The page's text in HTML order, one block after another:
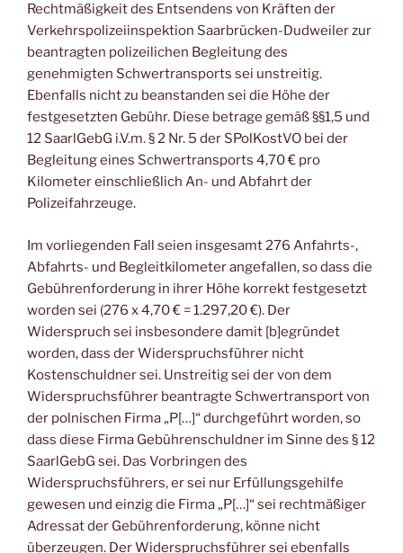
Rechtmäßigkeit des Entsendens von Kräften der
Verkehrspolizeiinspektion Saarbrücken-Dudweiler zur
beantragten polizeilichen Begleitung des
genehmigten Schwertransports sei unstreitig.
Ebenfalls nicht zu beanstanden sei die Höhe der
festgesetzten Gebühr. Diese betrage gemäß §§1,5 und
12 SaarlGebG i.V.m. § 2 Nr. 5 der SPolKostVO bei der
Begleitung eines Schwertransports 4,70 € pro
Kilometer einschließlich An- und Abfahrt der
Polizeifahrzeuge.
Im vorliegenden Fall seien insgesamt 276 Anfahrts-,
Abfahrts- und Begleitkilometer angefallen, so dass die
Gebührenforderung in ihrer Höhe korrekt festgesetzt
worden sei (276 x 4,70 € = 1.297,20 €). Der
Widerspruch sei insbesondere damit [b]egründet
worden, dass der Widerspruchsführer nicht
Kostenschuldner sei. Unstreitig sei der von dem
Widerspruchsführer beantragte Schwertransport von
der polnischen Firma „P[…]“ durchgeführt worden, so
dass diese Firma Gebührenschuldner im Sinne des § 12
SaarlGebG sei. Das Vorbringen des
Widerspruchsführers, er sei nur Erfüllungsgehilfe
gewesen und einzig die Firma „P[…]“ sei rechtmäßiger
Adressat der Gebührenforderung, könne nicht
überzeugen. Der Widerspruchsführer sei ebenfalls